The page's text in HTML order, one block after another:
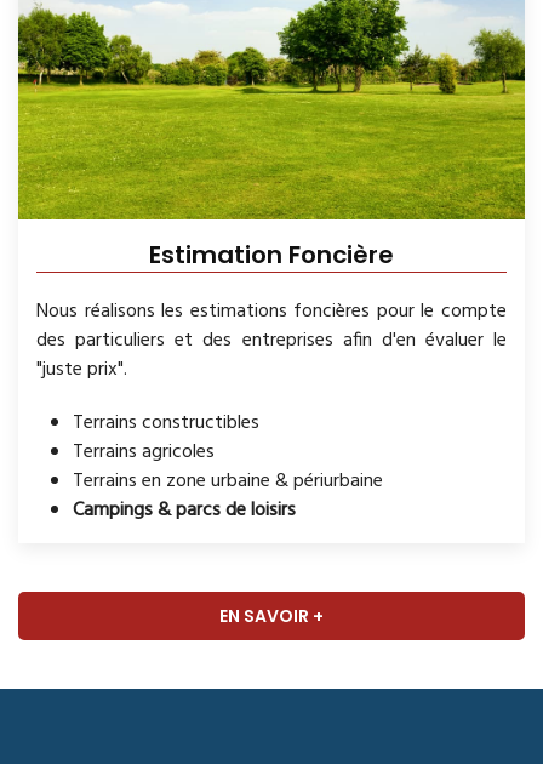
Estimation Foncière
Nous réalisons les estimations foncières pour le compte
des particuliers et des entreprises afin d'en évaluer le
"juste prix".
Terrains constructibles
Terrains agricoles
Terrains en zone urbaine & périurbaine
Campings & parcs de loisirs
EN SAVOIR +